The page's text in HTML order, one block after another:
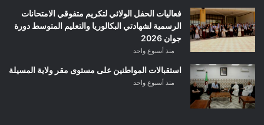
فعاليات الحفل الولائي لتكريم متفوقي الامتحانات
الرسمية لشهادتي البكالوريا والتعليم المتوسط دورة
جوان 2026
منذ أسبوع واحد
استقبالات المواطنين على مستوى مقر ولاية المسيلة
منذ أسبوع واحد